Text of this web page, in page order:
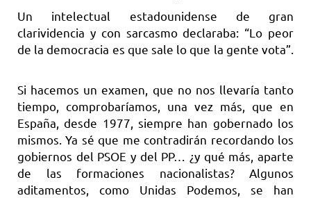
Un intelectual estadounidense de gran
clarividencia y con sarcasmo declaraba: “Lo peor
de la democracia es que sale lo que la gente vota”.
Si hacemos un examen, que no nos llevaría tanto
tiempo, comprobaríamos, una vez más, que en
España, desde 1977, siempre han gobernado los
mismos. Ya sé que me contradirán recordando los
gobiernos del PSOE y del PP… ¿y qué más, aparte
de las formaciones nacionalistas? Algunos
aditamentos, como Unidas Podemos, se han